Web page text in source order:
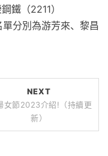
鐵（2211）
單分別為游芳來、黎昌
NEXT
女節2023介紹!（持續更
新）